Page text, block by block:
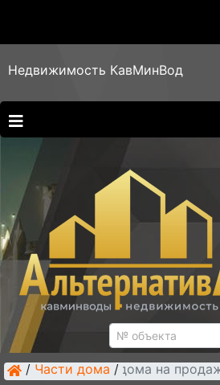
Недвижимость КавМинВод
/ Части дома /
Часть дома на